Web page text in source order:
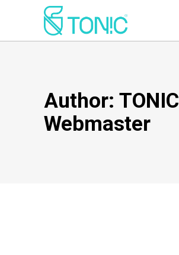
Author: TONIC
Webmaster